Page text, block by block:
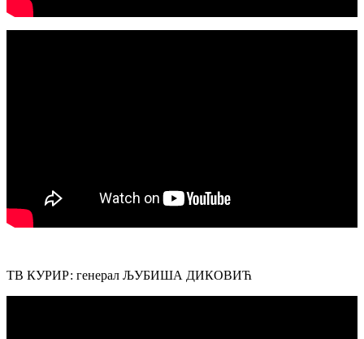
ТВ КУРИР: генерал ЉУБИША ДИКОВИЋ